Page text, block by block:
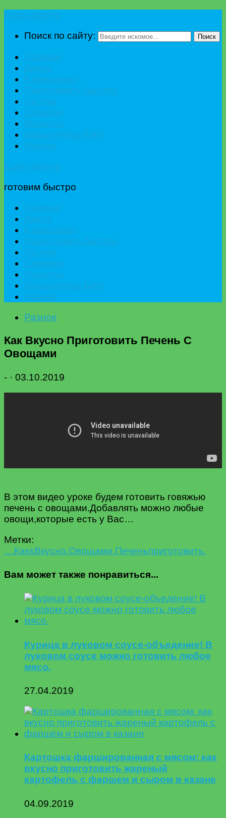
Поиск по сайту:
Поиск
готовим быстро
Разное
Как Вкусно Приготовить Печень С
Овощами
- · 03.10.2019
В этом видео уроке будем готовить говяжью
печень с овощами.Добавлять можно любые
овощи,которые есть у Вас…
Метки:
....КакsВкусно.Овощами.Печеньприготовить.
Вам может также понравиться...
Курица в луковом соусе-объедение! В
луковом соусе можно готовить любое
мясо.
27.04.2019
Картошка фаршированная с мясом: как
вкусно приготовить жареный
картофель с фаршем и сыром в казане
04.09.2019